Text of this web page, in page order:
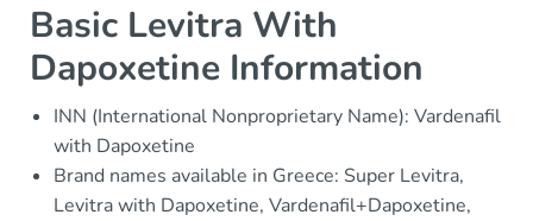
Basic Levitra With
Dapoxetine Information
INN (International Nonproprietary Name): Vardenafil
with Dapoxetine
Brand names available in Greece: Super Levitra,
Levitra with Dapoxetine, Vardenafil+Dapoxetine,